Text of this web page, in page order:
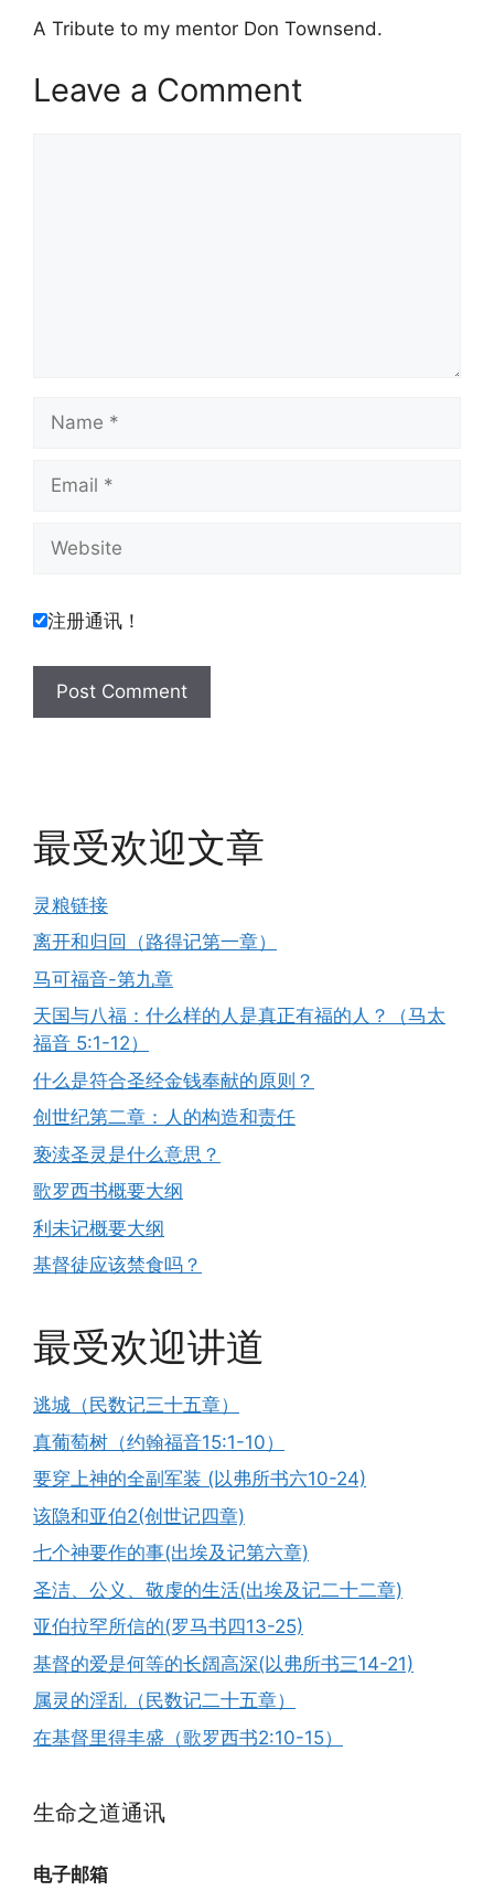
A Tribute to my mentor Don Townsend.
Leave a Comment
注册通讯！
最受欢迎文章
灵粮链接
离开和归回（路得记第一章）
马可福音-第九章
天国与八福：什么样的人是真正有福的人？（马太
福音 5:1-12）
什么是符合圣经金钱奉献的原则？
创世纪第二章：人的构造和责任
亵渎圣灵是什么意思？
歌罗西书概要大纲
利未记概要大纲
基督徒应该禁食吗？
最受欢迎讲道
逃城（民数记三十五章）
真葡萄树（约翰福音15:1-10）
要穿上神的全副军装 (以弗所书六10-24)
该隐和亚伯2(创世记四章)
七个神要作的事(出埃及记第六章)
圣洁、公义、敬虔的生活(出埃及记二十二章)
亚伯拉罕所信的(罗马书四13-25)
基督的爱是何等的长阔高深(以弗所书三14-21)
属灵的淫乱（民数记二十五章）
在基督里得丰盛（歌罗西书2:10-15）
生命之道通讯
电子邮箱